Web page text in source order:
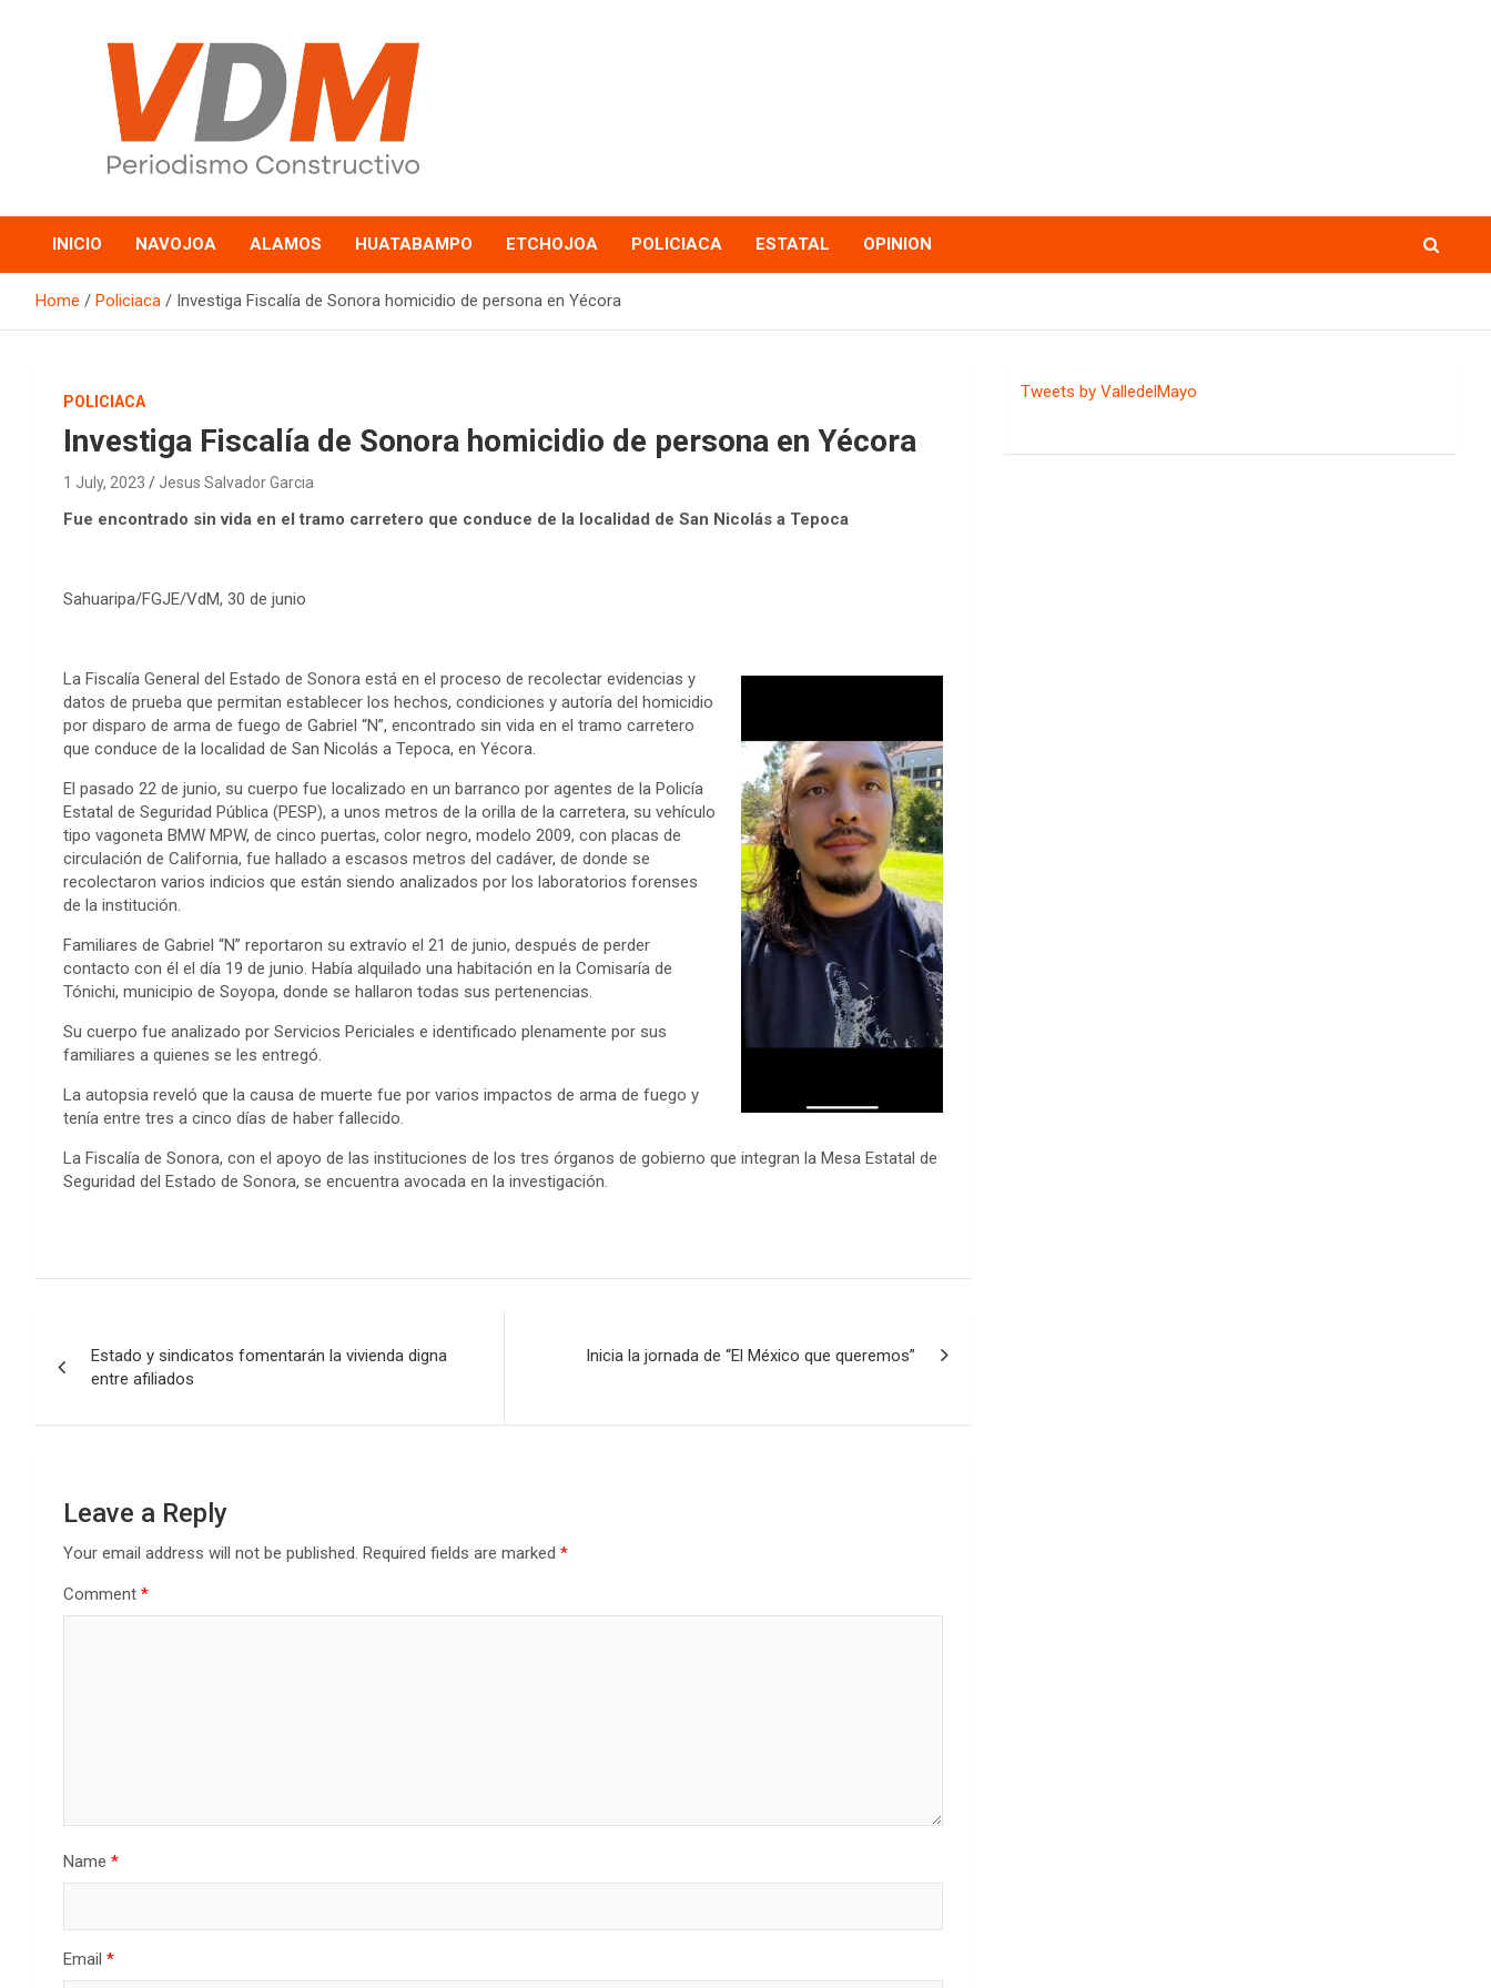
valledelmayo.com
INICIO NAVOJOA ALAMOS HUATABAMPO ETCHOJOA POLICIACA ESTATAL OPINION
Home Policiaca Investiga Fiscalía de Sonora homicidio de persona en Yécora
POLICIACA
Investiga Fiscalía de Sonora homicidio de persona en Yécora
1 July, 2023 Jesus Salvador Garcia
Fue encontrado sin vida en el tramo carretero que conduce de la localidad de San Nicolás a Tepoca
Sahuaripa/FGJE/VdM, 30 de junio
La Fiscalía General del Estado de Sonora está en el proceso de recolectar evidencias y
datos de prueba que permitan establecer los hechos, condiciones y autoría del homicidio
por disparo de arma de fuego de Gabriel “N”, encontrado sin vida en el tramo carretero
que conduce de la localidad de San Nicolás a Tepoca, en Yécora.
El pasado 22 de junio, su cuerpo fue localizado en un barranco por agentes de la Policía
Estatal de Seguridad Pública (PESP), a unos metros de la orilla de la carretera, su vehículo
tipo vagoneta BMW MPW, de cinco puertas, color negro, modelo 2009, con placas de
circulación de California, fue hallado a escasos metros del cadáver, de donde se
recolectaron varios indicios que están siendo analizados por los laboratorios forenses
de la institución.
Familiares de Gabriel “N” reportaron su extravío el 21 de junio, después de perder
contacto con él el día 19 de junio. Había alquilado una habitación en la Comisaría de
Tónichi, municipio de Soyopa, donde se hallaron todas sus pertenencias.
Su cuerpo fue analizado por Servicios Periciales e identificado plenamente por sus
familiares a quienes se les entregó.
La autopsia reveló que la causa de muerte fue por varios impactos de arma de fuego y
tenía entre tres a cinco días de haber fallecido.
La Fiscalía de Sonora, con el apoyo de las instituciones de los tres órganos de gobierno que integran la Mesa Estatal de
Seguridad del Estado de Sonora, se encuentra avocada en la investigación.
navigation
Estado y sindicatos fomentarán la vivienda digna
entre afiliados
Inicia la jornada de “El México que queremos”
Leave a Reply
Your email address will not be published. Required fields are marked *
Comment *
Name *
Email *
Tweets by ValledelMayo